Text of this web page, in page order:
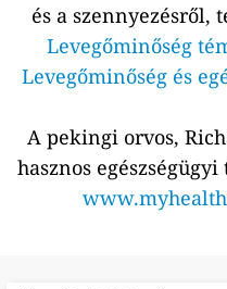
és a szennyezésről,
Levegőminőség
Levegőminőség és
A pekingi orvos,
hasznos